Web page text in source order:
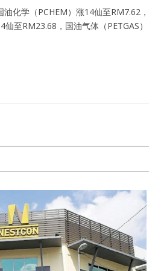
化学（PCHEM）涨14仙至RM7.62，
至RM23.68，国油气体（PETGAS）